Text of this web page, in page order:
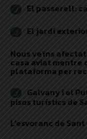
El passerell:
El jardí
Nous veïns
casa aviat mentre
plataforma per
Galvany i el
pisos turístics de
L’esvoranc de